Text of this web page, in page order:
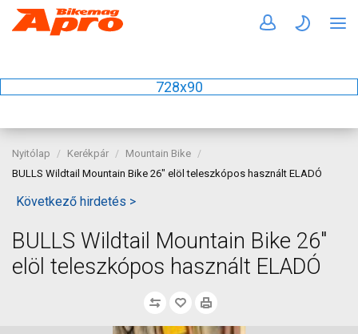
728x90
Nyitólap Kerékpár
Mountain Bike
BULLS Wildtail Mountain Bike 26" elöl teleszkópos használt ELADÓ
Következő hirdetés >
BULLS Wildtail Mountain Bike 26"
elöl teleszkópos használt ELADÓ